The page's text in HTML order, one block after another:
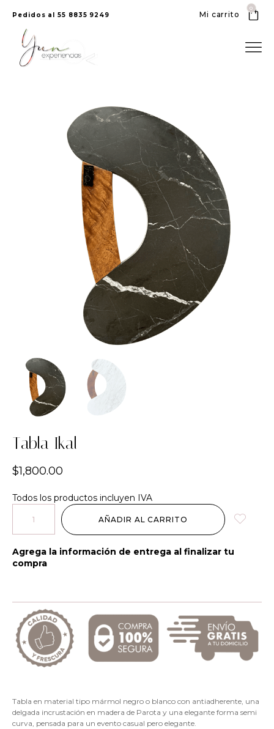
Pedidos al 55 8835 9249 Mi carrito
0
Tabla Ikal
$1,800.00
Todos los productos incluyen IVA
AÑADIR AL CARRITO
Agrega la información de entrega al finalizar tu
compra
Tabla en material tipo mármol negro o blanco con antiadherente, una
delgada incrustación en madera de Parota y una elegante forma semi
curva, pensada para un evento casual pero elegante.